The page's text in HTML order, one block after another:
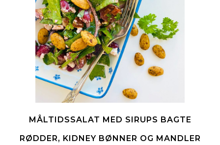
MÅLTIDSSALAT MED SIRUPS BAGTE
RØDDER, KIDNEY BØNNER OG MANDLER